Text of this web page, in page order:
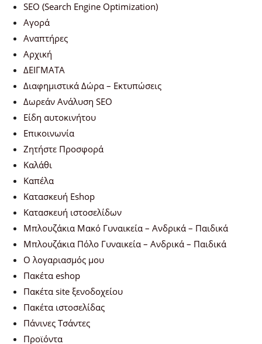
SEO (Search Engine Optimization)
Αγορά
Αναπτήρες
Αρχική
ΔΕΙΓΜΑΤΑ
Διαφημιστικά Δώρα – Εκτυπώσεις
Δωρεάν Ανάλυση SEO
Είδη αυτοκινήτου
Επικοινωνία
Ζητήστε Προσφορά
Καλάθι
Καπέλα
Κατασκευή Eshop
Κατασκευή ιστοσελίδων
Μπλουζάκια Μακό Γυναικεία – Ανδρικά – Παιδικά
Μπλουζάκια Πόλο Γυναικεία – Ανδρικά – Παιδικά
Ο λογαριασμός μου
Πακέτα eshop
Πακέτα site ξενοδοχείου
Πακέτα ιστοσελίδας
Πάνινες Τσάντες
Προϊόντα